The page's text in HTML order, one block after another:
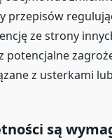
przepisów
ze strony
potencjalne
z usterkami
są